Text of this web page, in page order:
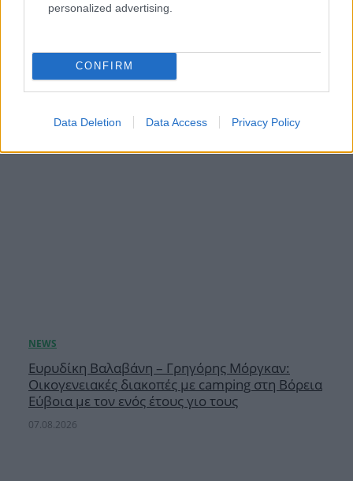
personalized advertising.
CONFIRM
Data Deletion Data Access Privacy Policy
Τάσος Τεργιάκης: Ανανέωσε τη συνεργασία του
ΑΝΤ1
07.08.2026
Ευρυδίκη Βαλαβάνη – Γρηγόρης Μόργκαν:
Οικογενειακές διακοπές με camping στη Βόρεια
Εύβοια με τον ενός έτους γιο τους
07.08.2026